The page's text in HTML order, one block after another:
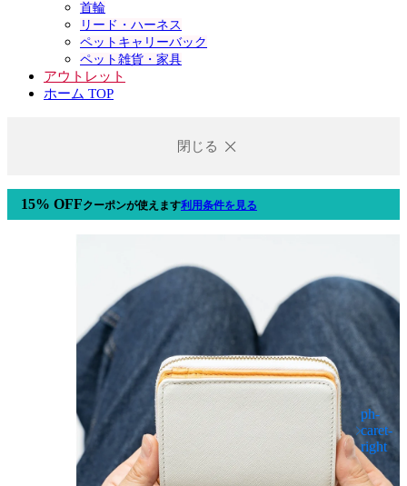
首輪
リード・ハーネス
ペットキャリーバック
ペット雑貨・家具
アウトレット
ホーム TOP
閉じる
15% OFFクーポンが使えます利用条件を見る